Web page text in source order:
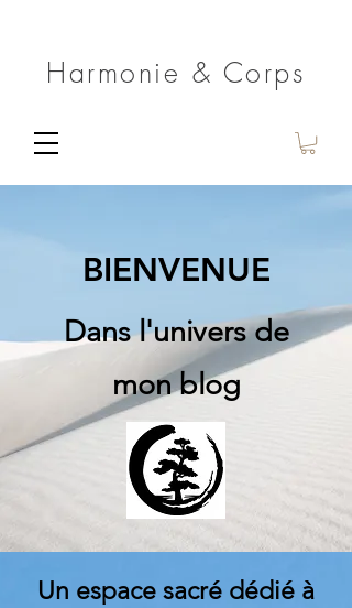
Harmonie & Corps
BIENVENUE
Dans l'univers de
mon blog
Un espace sacré dédié à